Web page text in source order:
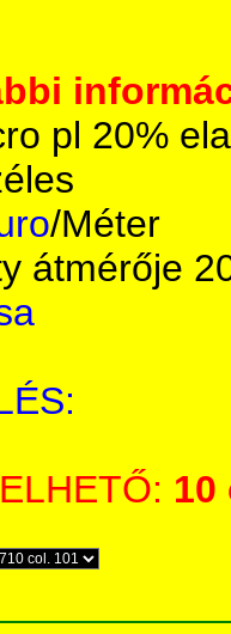
pl 20%
/Méter
átmérője
10